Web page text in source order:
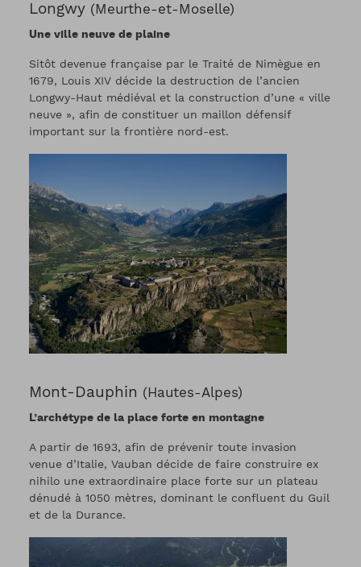
Longwy (Meurthe-et-Moselle)
Une ville neuve de plaine
Sitôt devenue française par le Traité de Nimègue en
1679, Louis XIV décide la destruction de l’ancien
Longwy-Haut médiéval et la construction d’une « ville
neuve », afin de constituer un maillon défensif
important sur la frontière nord-est.
Mont-Dauphin (Hautes-Alpes)
L’archétype de la place forte en montagne
A partir de 1693, afin de prévenir toute invasion
venue d’Italie, Vauban décide de faire construire ex
nihilo une extraordinaire place forte sur un plateau
dénudé à 1050 mètres, dominant le confluent du Guil
et de la Durance.